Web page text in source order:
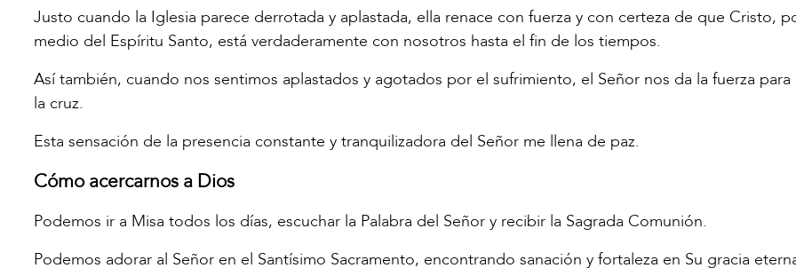
Justo cuando la Iglesia parece derrotada y aplastada, ella renace con fuerza y con certeza de que Cristo,
medio del Espíritu Santo, está verdaderamente con nosotros hasta el fin de los tiempos.
Así también, cuando nos sentimos aplastados y agotados por el sufrimiento, el Señor nos da la fuerza para
la cruz.
Esta sensación de la presencia constante y tranquilizadora del Señor me llena de paz.
Cómo acercarnos a Dios
Podemos ir a Misa todos los días, escuchar la Palabra del Señor y recibir la Sagrada Comunión.
Podemos adorar al Señor en el Santísimo Sacramento, encontrando sanación y fortaleza en Su gracia